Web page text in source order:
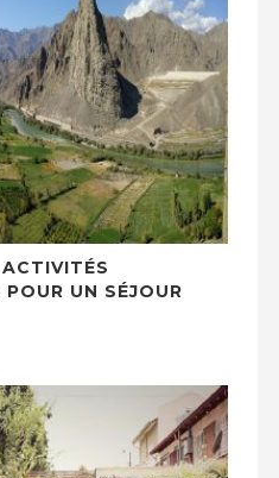
UN SÉJOUR